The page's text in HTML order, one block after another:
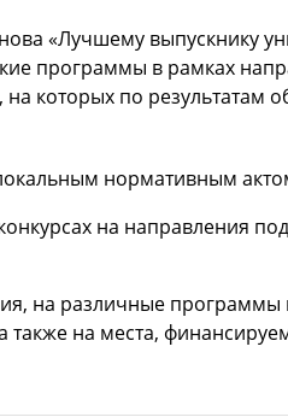
«Лучшему выпускнику
программы в рамках
которых по результатам
нормативным
на направления
на различные программы
на места,